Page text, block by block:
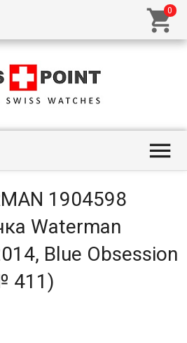


1904598
Waterman
Blue Obsession
411)